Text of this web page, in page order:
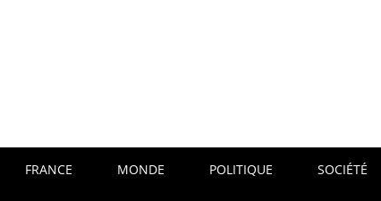
FRANCE MONDE POLITIQUE SOCIÉTÉ